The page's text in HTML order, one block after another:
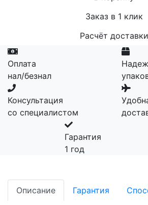
Заказ в 1 клик
Расчёт доставки
Оплата
нал/безнал
Консультация
со специалистом
Гарантия
1 год
Описание Гарантия